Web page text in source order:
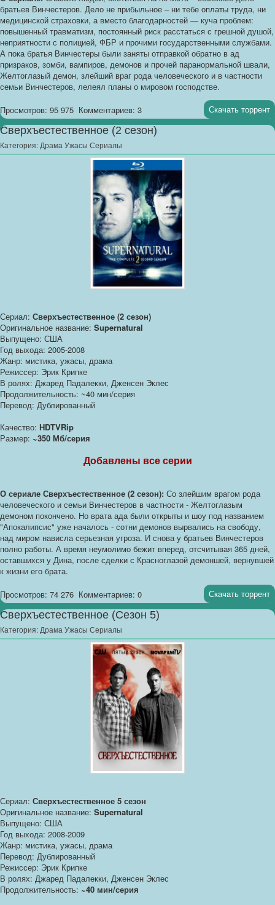
братьев Винчестеров. Дело не прибыльное – ни тебе оплаты труда, ни
медицинской страховки, а вместо благодарностей — куча проблем:
повышенный травматизм, постоянный риск расстаться с грешной душой,
неприятности с полицией, ФБР и прочими государственными службами.
А пока братья Винчестеры были заняты отправкой обратно в ад
призраков, зомби, вампиров, демонов и прочей паранормальной швали,
Желтоглазый демон, злейший враг рода человеческого и в частности
семьи Винчестеров, лелеял планы о мировом господстве.
Просмотров: 95 975 Комментариев: 3 Скачать торрент
Сверхъестественное (2 сезон)
Категория: Драма Ужасы Сериалы
Сериал: Сверхъестественное (2 сезон)
Оригинальное название: Supernatural
Выпущено: США
Год выхода: 2005-2008
Жанр: мистика, ужасы, драма
Режиссер: Эрик Крипке
В ролях: Джаред Падалекки, Дженсен Эклес
Продолжительность: ~40 мин/серия
Перевод: Дублированный
Качество: HDTVRip
Размер: ~350 Мб/серия
Добавлены все серии
О сериале Сверхъестественное (2 сезон): Со злейшим врагом рода
человеческого и семьи Винчестеров в частности - Желтоглазым
демоном покончено. Но врата ада были открыты и шоу под названием
"Апокалипсис" уже началось - сотни демонов вырвались на свободу,
над миром нависла серьезная угроза. И снова у братьев Винчестеров
полно работы. А время неумолимо бежит вперед, отсчитывая 365 дней,
оставшихся у Дина, после сделки с Красноглазой демоншей, вернувшей
к жизни его брата.
Просмотров: 74 276 Комментариев: 0 Скачать торрент
Сверхъестественное (Сезон 5)
Категория: Драма Ужасы Сериалы
Сериал: Сверхъестественное 5 сезон
Оригинальное название: Supernatural
Выпущено: США
Год выхода: 2008-2009
Жанр: мистика, ужасы, драма
Перевод: Дублированный
Режиссер: Эрик Крипке
В ролях: Джаред Падалекки, Дженсен Эклес
Продолжительность: ~40 мин/серия